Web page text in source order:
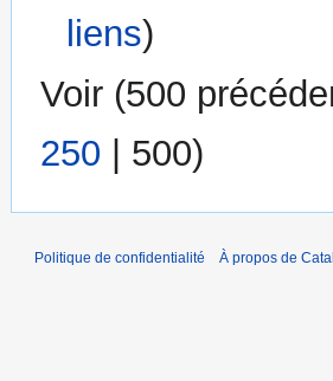
liens)
Voir (500
250
500)
Politique de confidentialité À propos de